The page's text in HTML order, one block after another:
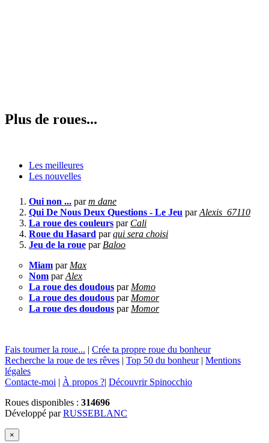
Plus de roues...
Les meilleures
Les nouvelles
Oui non ... parm dane
Qui De Nous Deux Questions - Le Jeu parAlexis_67110
La roue des couleurs par Cali
Roue du Hasard parqui sera choisi
Jeu de la roue par Baloo
Miam par Max
Nom parAlex
La roue des doudous par Momo
La roue des doudous par Momor
La roue des doudous par Momor
Fais tourner la roue... | Crée ta propre roue du bonheur
Recherche la roue de tes rêves | Top 50 du bonheur| Mentions
légales
Contacte-moi | À propos ?| Découvrir Spinocchio
Roues disponibles : 314696
Développé parRUSSEBLANC
×